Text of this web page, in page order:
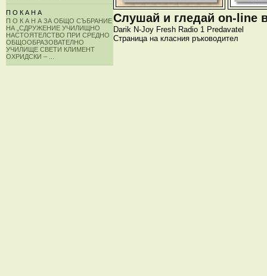
П О К А Н А
П О К А Н А ЗА ОБЩО СЪБРАНИЕ
НА „СДРУЖЕНИЕ УЧИЛИЩНО
НАСТОЯТЕЛСТВО ПРИ СРЕДНО
ОБЩООБРАЗОВАТЕЛНО
УЧИЛИЩЕ СВЕТИ КЛИМЕНТ
ОХРИДСКИ – ...
Слушай и гледай on-line
Darik N-Joy Fresh Radio 1 Predavatel
Страница на класния ръководител